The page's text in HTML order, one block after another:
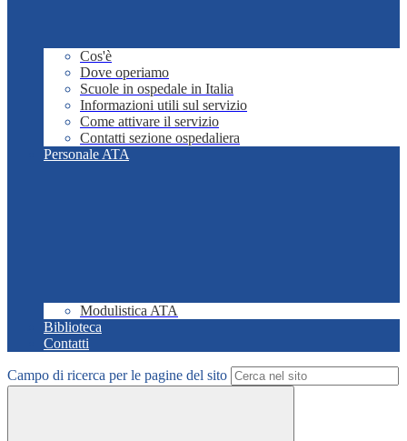
Cos'è
Dove operiamo
Scuole in ospedale in Italia
Informazioni utili sul servizio
Come attivare il servizio
Contatti sezione ospedaliera
Personale ATA
Modulistica ATA
Biblioteca
Contatti
Campo di ricerca per le pagine del sito